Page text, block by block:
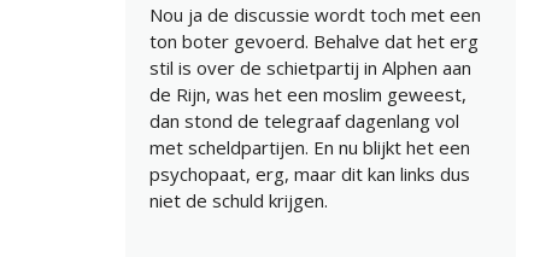
Nou ja de discussie wordt toch met een
ton boter gevoerd. Behalve dat het erg
stil is over de schietpartij in Alphen aan
de Rijn, was het een moslim geweest,
dan stond de telegraaf dagenlang vol
met scheldpartijen. En nu blijkt het een
psychopaat, erg, maar dit kan links dus
niet de schuld krijgen.